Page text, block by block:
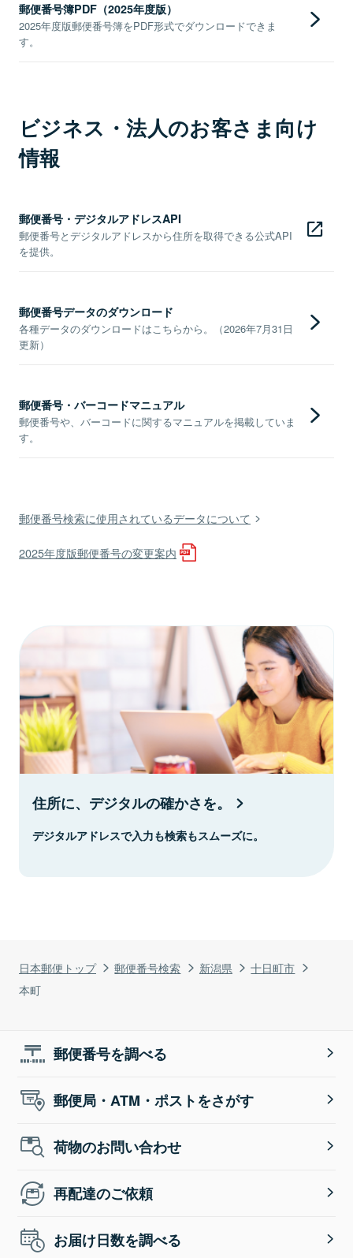
日本郵便トップ 郵便番号検索 新潟県
十日町市
本町
郵便番号簿PDF（2025年度版）
2025年度版郵便番号簿をPDF形式でダウンロードできま
す。
ビジネス・法人のお客さま向け
情報
郵便番号・デジタルアドレスAPI
郵便番号とデジタルアドレスから住所を取得できる公式API
を提供。
郵便番号データのダウンロード
各種データのダウンロードはこちらから。（2026年7月31日
更新）
郵便番号・バーコードマニュアル
郵便番号や、バーコードに関するマニュアルを掲載していま
す。
郵便番号検索に使用されているデータについて
2025年度版郵便番号の変更案内
住所に、デジタルの確かさを。
デジタルアドレスで入力も検索もスムーズに。
郵便番号を調べる
郵便局・ATM・ポストをさがす
荷物のお問い合わせ
再配達のご依頼
お届け日数を調べる